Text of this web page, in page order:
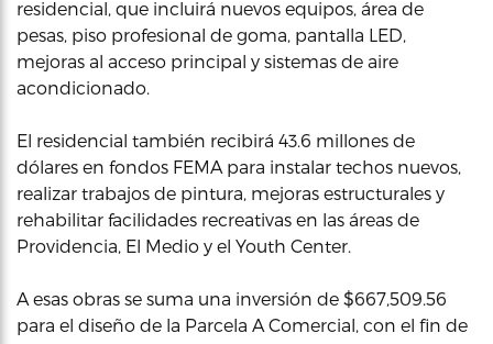
residencial, que incluirá nuevos equipos, área de
pesas, piso profesional de goma, pantalla LED,
mejoras al acceso principal y sistemas de aire
acondicionado.
El residencial también recibirá 43.6 millones de
dólares en fondos FEMA para instalar techos nuevos,
realizar trabajos de pintura, mejoras estructurales y
rehabilitar facilidades recreativas en las áreas de
Providencia, El Medio y el Youth Center.
A esas obras se suma una inversión de $667,509.56
para el diseño de la Parcela A Comercial, con el fin de